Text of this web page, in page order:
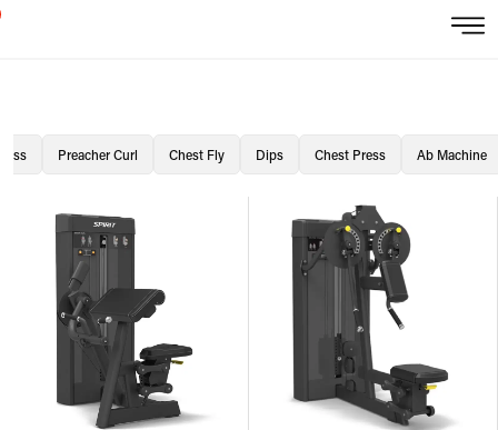
Ab Machine
Chest Press
Dips
Chest Fly
Preacher Curl